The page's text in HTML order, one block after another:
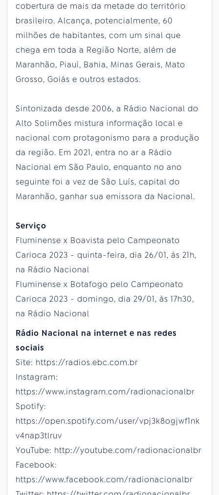
cobertura de mais da metade do território
brasileiro. Alcança, potencialmente, 60
milhões de habitantes, com um sinal que
chega em toda a Região Norte, além de
Maranhão, Piauí, Bahia, Minas Gerais, Mato
Grosso, Goiás e outros estados.
Sintonizada desde 2006, a Rádio Nacional do
Alto Solimões mistura informação local e
nacional com protagonismo para a produção
da região. Em 2021, entra no ar a Rádio
Nacional em São Paulo, enquanto no ano
seguinte foi a vez de São Luís, capital do
Maranhão, ganhar sua emissora da Nacional.
Serviço
Fluminense x Boavista pelo Campeonato
Carioca 2023 - quinta-feira, dia 26/01, às 21h,
na Rádio Nacional
Fluminense x Botafogo pelo Campeonato
Carioca 2023 - domingo, dia 29/01, às 17h30,
na Rádio Nacional
Rádio Nacional na internet e nas redes
sociais
Site: https://radios.ebc.com.br
Instagram:
https://www.instagram.com/radionacionalbr
Spotify:
https://open.spotify.com/user/vpj3k8ogjwf1nk
v4nap3tlruv
YouTube: http://youtube.com/radionacionalbr
Facebook:
https://www.facebook.com/radionacionalbr